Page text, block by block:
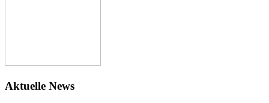
Aktuelle News